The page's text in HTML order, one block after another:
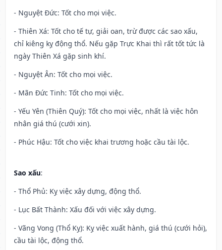
- Nguyệt Đức: Tốt cho mọi việc.
- Thiên Xá: Tốt cho tế tự, giải oan, trừ được các sao xấu,
chỉ kiêng kỵ động thổ. Nếu gặp Trực Khai thì rất tốt tức là
ngày Thiên Xá gặp sinh khí.
- Nguyệt Ân: Tốt cho mọi việc.
- Mãn Đức Tinh: Tốt cho mọi việc.
- Yếu Yên (Thiên Quý): Tốt cho mọi việc, nhất là việc hôn
nhân giá thú (cưới xin).
- Phúc Hậu: Tốt cho việc khai trương hoặc cầu tài lộc.
Sao xấu:
- Thổ Phủ: Kỵ việc xây dựng, động thổ.
- Lục Bất Thành: Xấu đối với việc xây dựng.
- Vãng Vong (Thổ Kỵ): Kỵ việc xuất hành, giá thú (cưới hỏi),
cầu tài lộc, động thổ.